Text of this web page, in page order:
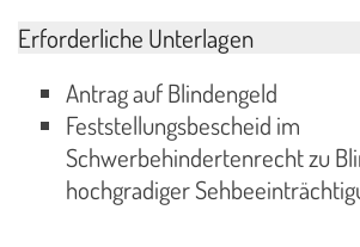
Erforderliche Unterlagen
Antrag auf Blindengeld
Feststellungsbescheid im
Schwerbehindertenrecht zu
hochgradiger